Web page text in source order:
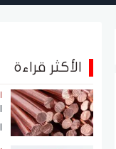
الأكثر قراءة